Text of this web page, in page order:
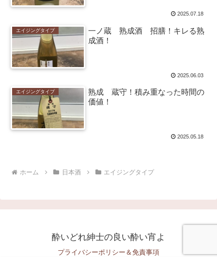
2025.07.18
エイジングタイプ
一ノ蔵 熟成酒 招膳！キレる熟
成酒！
2025.06.03
エイジングタイプ
熟成 蔵守！積み重なった時間の
価値！
2025.05.18
ホーム 日本酒 エイジングタイプ
酔いどれ紳士の良い酔い宵よ
プライバシーポリシー＆免責事項